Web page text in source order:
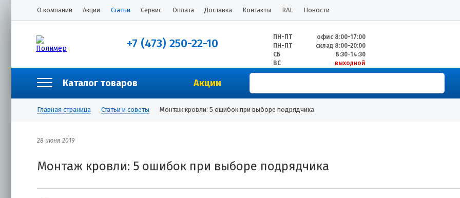
О компании Акции Статьи Сервис Оплата Доставка Контакты RAL Новости
+7 (473) 250-22-10 ПН-ПТ
офис 8:00-17:00
ПН-ПТ
склад 8:00-20:00
СБ
8:30-14:30
ВС
выходной
Каталог товаров Акции
Главная страница Статьи и советы Монтаж кровли: 5 ошибок при выборе подрядчика
28 июня 2019
Монтаж кровли: 5 ошибок при выборе подрядчика